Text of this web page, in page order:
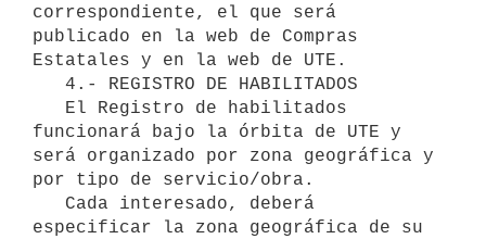
correspondiente, el que será
publicado en la web de Compras
Estatales y en la web de UTE.
funcionará bajo la órbita de UTE y
será organizado por zona geográfica y
por tipo de servicio/obra.
especificar la zona geográfica de su